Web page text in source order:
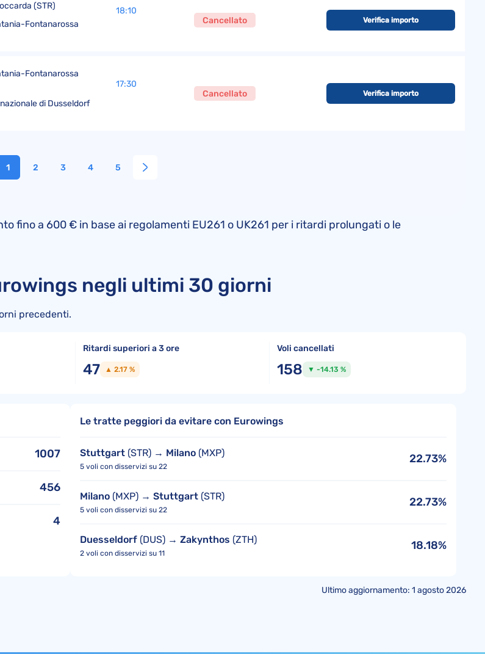
(STR)
Fontanarossa
18:10
Cancellato
Verifica importo
Fontanarossa
di Dusseldorf
17:30
Cancellato
Verifica importo
1 2 3 4 5
fino a 600 € in base ai regolamenti EU261 o UK261 per i ritardi prolungati o le
negli ultimi 30 giorni
precedenti.
Ritardi superiori a 3 ore
47 ▲ 2.17 %
Voli cancellati
158 ▼ -14.13 %
1007
456
4
Le tratte peggiori da evitare con Eurowings
Stuttgart (STR) → Milano (MXP)
5 voli con disservizi su 22
22.73%
Milano (MXP) → Stuttgart (STR)
5 voli con disservizi su 22
22.73%
Duesseldorf (DUS) → Zakynthos (ZTH)
2 voli con disservizi su 11
18.18%
Ultimo aggiornamento: 1 agosto 2026